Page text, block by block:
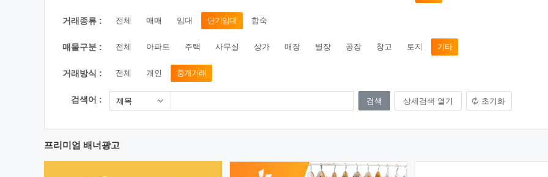
거래종류 : 전체 매매 임대 단기임대 합숙
매물구분 : 전체 아파트 주택 사무실 상가 매장 별장 공장 창고 토지 기타
거래방식 : 전체 개인 중개거래
검색어 : 제목 상세검색 열기 초기화
프리미엄 배너광고